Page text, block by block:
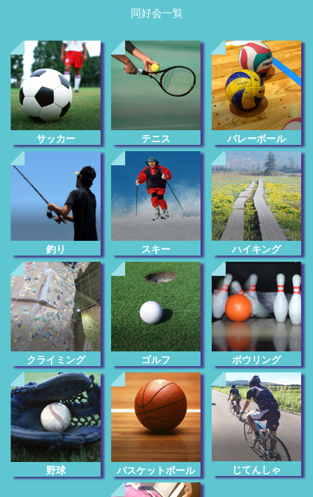
同好会一覧
サッカー テニス バレーボール
釣り スキー ハイキング
クライミング ゴルフ ボウリング
野球 バスケットボール じてんしゃ